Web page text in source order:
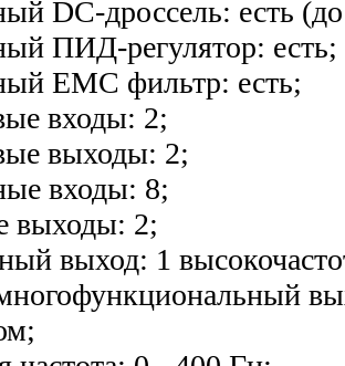
DC-дроссель: есть
ПИД-регулятор: есть;
ЕМС фильтр: есть;
входы: 2;
выходы: 2;
входы: 8;
выходы: 2;
выход: 1